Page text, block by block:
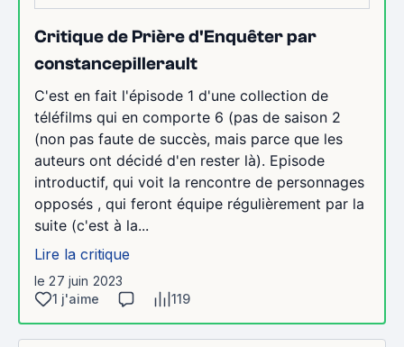
Critique de Prière d'Enquêter par
constancepillerault
C'est en fait l'épisode 1 d'une collection de
téléfilms qui en comporte 6 (pas de saison 2
(non pas faute de succès, mais parce que les
auteurs ont décidé d'en rester là). Episode
introductif, qui voit la rencontre de personnages
opposés , qui feront équipe régulièrement par la
suite (c'est à la...
Lire la critique
le 27 juin 2023
1 j'aime
119